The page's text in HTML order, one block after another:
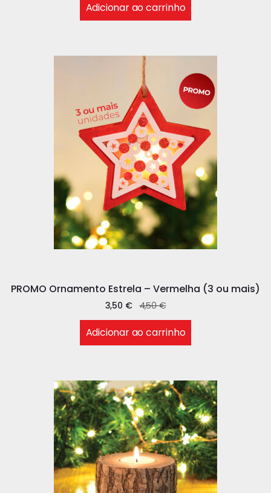
Adicionar ao carrinho
PROMO Ornamento Estrela – Vermelha (3 ou mais)
4,50€
3,50 €
Adicionar ao carrinho